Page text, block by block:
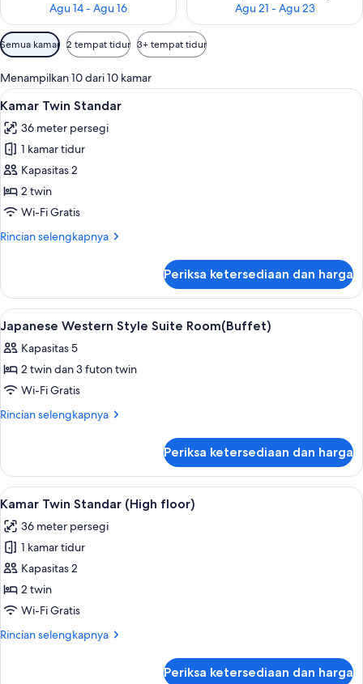
Agu 14 - Agu 16
Agu 21 - Agu 23
Filter
tersedia
untuk
kamar
Semua kamar 2 tempat tidur 3+ tempat tidur
Menampilkan 10 dari 10 kamar
Lihat
semua
foto
untuk
Kamar
Twin
Standar
Brankas, meja kerja, ruang kerja
9
Kamar Twin Standar
36 meter persegi
1 kamar tidur
Kapasitas 2
2 twin
Wi-Fi Gratis
Rincian selengkapnya
Rincian
Kamar
Twin
Standar
Periksa ketersediaan dan harga
Lihat
semua
foto
untuk
Japanese
Western
Room(Buffet)
Brankas, meja kerja, ruang kerja
6
Japanese Western Style Suite Room(Buffet)
Kapasitas 5
2 twin dan 3 futon twin
Wi-Fi Gratis
Rincian selengkapnya
Rincian
Japanese
Western
Style
Room(Buffet)
Periksa ketersediaan dan harga
Lihat
semua
foto
untuk
Kamar
Twin
Standar
floor)
Brankas, meja kerja, ruang kerja
9
Kamar Twin Standar (High floor)
36 meter persegi
1 kamar tidur
Kapasitas 2
2 twin
Wi-Fi Gratis
Rincian selengkapnya
Rincian
Periksa ketersediaan dan harga